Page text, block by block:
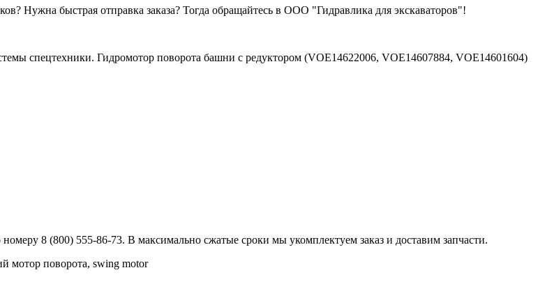
Нужна быстрая отправка заказа? Тогда обращайтесь в ООО "Гидравлика для экскаваторов"!
спецтехники. Гидромотор поворота башни с редуктором (VOE14622006, VOE14607884, VOE14601604)
8 (800) 555-86-73. В максимально сжатые сроки мы укомплектуем заказ и доставим запчасти.
мотор поворота, swing motor